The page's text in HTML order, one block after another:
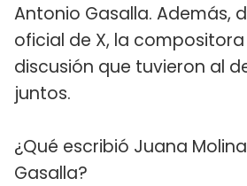
Antonio Gasalla. Además,
oficial de X, la
discusión que tuvieron al
juntos.
¿Qué escribió Juana
Gasalla?